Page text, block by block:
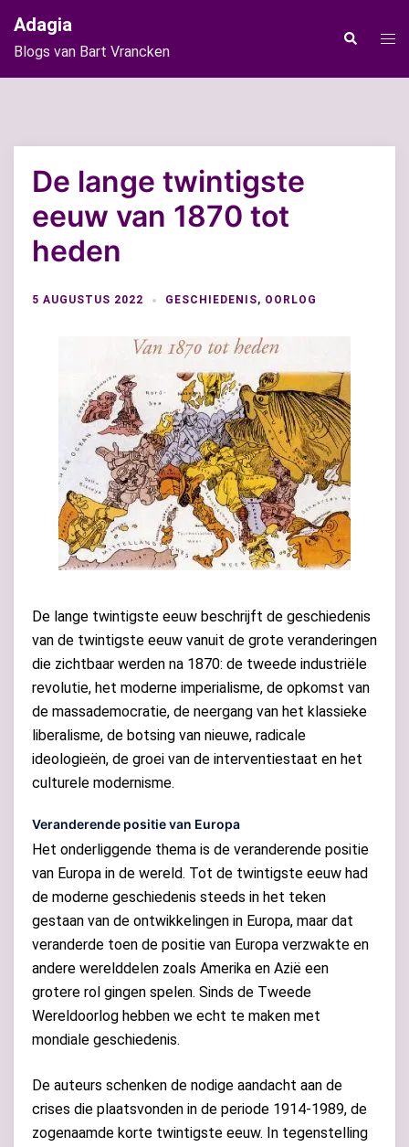
naar
de
inhoud
Adagia
Blogs van Bart Vrancken
Zoeken
De lange twintigste
eeuw van 1870 tot
heden
5 AUGUSTUS 2022 GESCHIEDENIS, OORLOG
De lange twintigste eeuw beschrijft de geschiedenis
van de twintigste eeuw vanuit de grote veranderingen
die zichtbaar werden na 1870: de tweede industriële
revolutie, het moderne imperialisme, de opkomst van
de massademocratie, de neergang van het klassieke
liberalisme, de botsing van nieuwe, radicale
ideologieën, de groei van de interventiestaat en het
culturele modernisme.
Veranderende positie van Europa
Het onderliggende thema is de veranderende positie
van Europa in de wereld. Tot de twintigste eeuw had
de moderne geschiedenis steeds in het teken
gestaan van de ontwikkelingen in Europa, maar dat
veranderde toen de positie van Europa verzwakte en
andere werelddelen zoals Amerika en Azië een
grotere rol gingen spelen. Sinds de Tweede
Wereldoorlog hebben we echt te maken met
mondiale geschiedenis.
De auteurs schenken de nodige aandacht aan de
crises die plaatsvonden in de periode 1914-1989, de
zogenaamde korte twintigste eeuw. In tegenstelling